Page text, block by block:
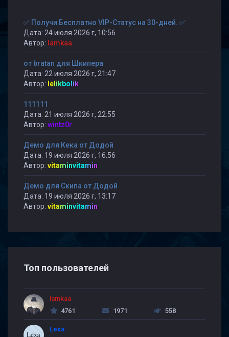
✅ Получи Бесплатно VIP-Статус на 30-дней. ✅
Дата: 24 июля 2026 г, 10:56
Автор: lamkaa
от bratan для Шкипера
Дата: 22 июля 2026 г, 21:47
Автор: lelikbolik
111111
Дата: 21 июля 2026 г, 22:55
Автор: wintz0r
Демо для Кека от Додой
Дата: 19 июля 2026 г, 16:56
Автор: vitaminvitamin
Демо для Скипа от Додой
Дата: 19 июля 2026 г, 13:17
Автор: vitaminvitamin
Топ пользователей
lamkaa
4761
1971 558
Lexa